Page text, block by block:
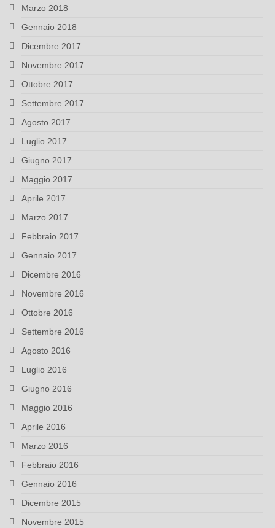
Marzo 2018
Gennaio 2018
Dicembre 2017
Novembre 2017
Ottobre 2017
Settembre 2017
Agosto 2017
Luglio 2017
Giugno 2017
Maggio 2017
Aprile 2017
Marzo 2017
Febbraio 2017
Gennaio 2017
Dicembre 2016
Novembre 2016
Ottobre 2016
Settembre 2016
Agosto 2016
Luglio 2016
Giugno 2016
Maggio 2016
Aprile 2016
Marzo 2016
Febbraio 2016
Gennaio 2016
Dicembre 2015
Novembre 2015